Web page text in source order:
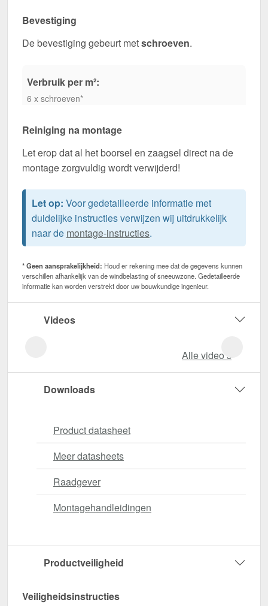
Bevestiging
De bevestiging gebeurt metschroeven.
Verbruik per m²:
6 x schroeven*
Reiniging na montage
Let erop dat al het boorsel en zaagsel direct na de
montage zorgvuldig wordt verwijderd!
Let op: Voor gedetailleerde informatie met
duidelijke instructies verwijzen wij uitdrukkelijk
naar de montage-instructies.
* Geen aansprakelijkheid: Houd er rekening mee dat de gegevens kunnen
verschillen afhankelijk van de windbelasting of sneeuwzone. Gedetailleerde
informatie kan worden verstrekt door uw bouwkundige ingenieur.
Videos
Alle video‘s
Downloads
Product datasheet
Meer datasheets
Raadgever
Montagehandleidingen
Productveiligheid
Veiligheidsinstructies